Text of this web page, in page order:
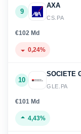
9
AXA
CS.PA
€102 Md
0,24%
10
SOCIETE
GLE.PA
€101 Md
4,43%